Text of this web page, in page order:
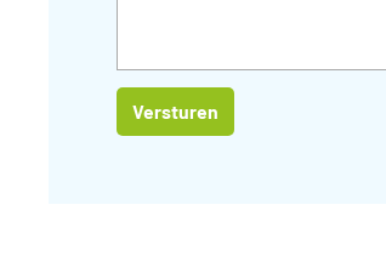
Versturen